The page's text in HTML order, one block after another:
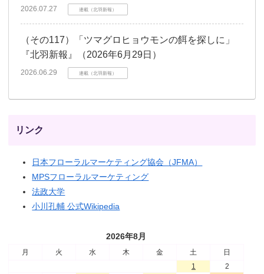
2026.07.27 連載（北羽新報）
（その117）「ツマグロヒョウモンの餌を探しに」
『北羽新報』（2026年6月29日）
2026.06.29 連載（北羽新報）
リンク
日本フローラルマーケティング協会（JFMA）
MPSフローラルマーケティング
法政大学
小川孔輔 公式Wikipedia
2026年8月
月 火 水 木 金 土
日
1
2